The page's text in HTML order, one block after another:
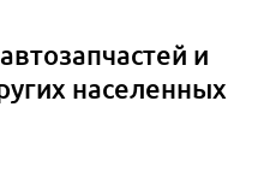
и
населенных